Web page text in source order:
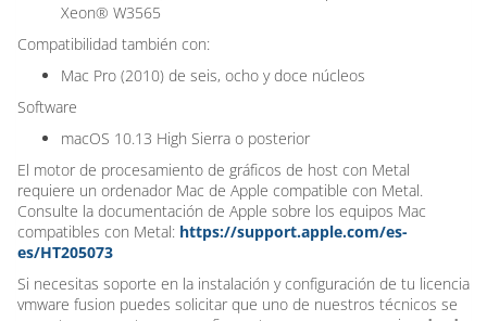
Xeon® W3565
Compatibilidad también con:
Mac Pro (2010) de seis, ocho y doce núcleos
Software
macOS 10.13 High Sierra o posterior
El motor de procesamiento de gráficos de host con Metal
requiere un ordenador Mac de Apple compatible con Metal.
Consulte la documentación de Apple sobre los equipos Mac
compatibles con Metal: https://support.apple.com/es-
es/HT205073
Si necesitas soporte en la instalación y configuración de tu licencia
vmware fusion puedes solicitar que uno de nuestros técnicos se